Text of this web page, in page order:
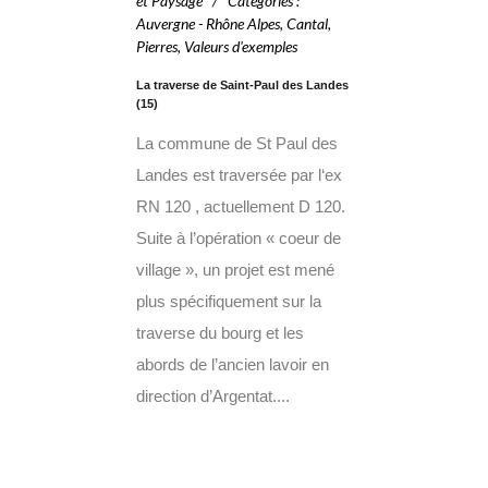
Auvergne - Rhône Alpes, Cantal,
Pierres, Valeurs d'exemples
La traverse de Saint-Paul des Landes
(15)
La commune de St Paul des
Landes est traversée par l‘ex
RN 120 , actuellement D 120.
Suite à l’opération « coeur de
village », un projet est mené
plus spécifiquement sur la
traverse du bourg et les
abords de l’ancien lavoir en
direction d’Argentat....